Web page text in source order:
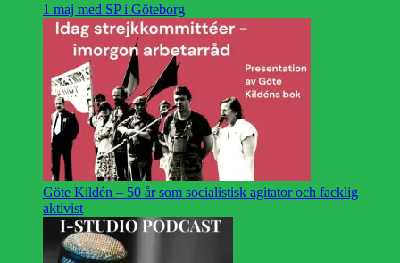
1 maj med SP i Göteborg
Göte Kildén – 50 år som socialistisk agitator och facklig
aktivist